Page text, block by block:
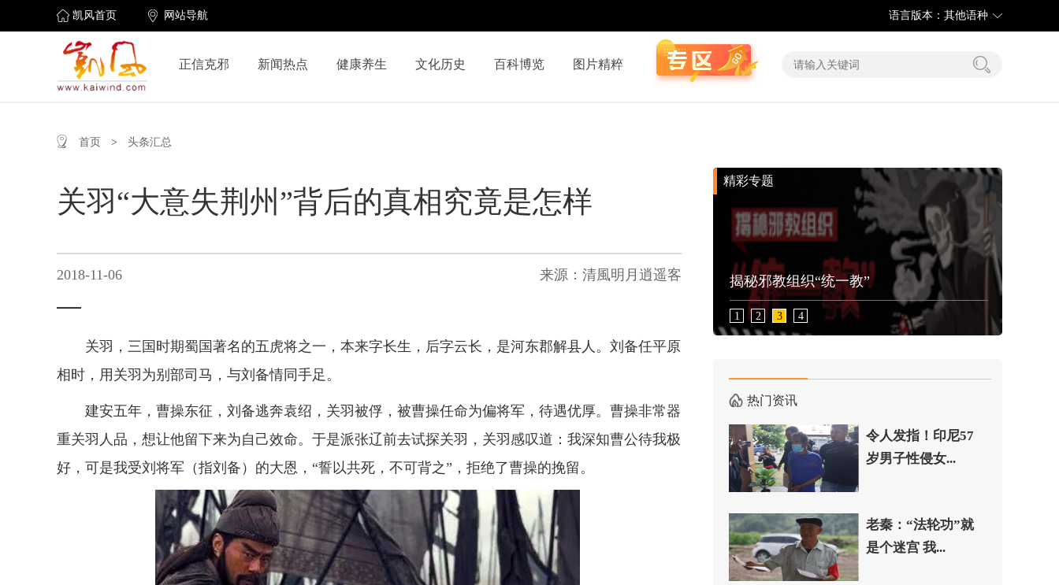
凯风首页 网站导航 语言版本：其他语种
正信克邪 新闻热点 健康养生 文化历史 百科博览 图片精粹
首页 > 头条汇总
关羽“大意失荆州”背后的真相究竟是怎样
2018-11-06 来源：清風明月逍遥客
关羽，三国时期蜀国著名的五虎将之一，本来字长生，后字云长，是河东郡解县人。刘备任平原
相时，用关羽为别部司马，与刘备情同手足。
建安五年，曹操东征，刘备逃奔袁绍，关羽被俘，被曹操任命为偏将军，待遇优厚。曹操非常器
重关羽人品，想让他留下来为自己效命。于是派张辽前去试探关羽，关羽感叹道：我深知曹公待我极
好，可是我受刘将军（指刘备）的大恩，“誓以共死，不可背之”，拒绝了曹操的挽留。